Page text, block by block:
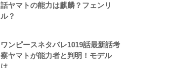
話ヤマトの能力は麒麟？フェンリ
ル？
ワンピースネタバレ1019話最新話考
察ヤマトが能力者と判明！モデル
は…